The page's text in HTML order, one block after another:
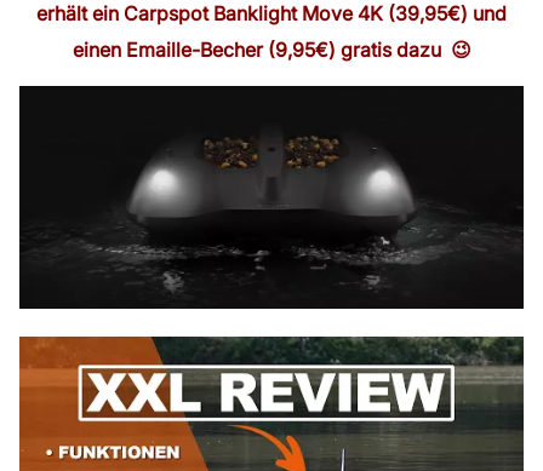
erhält ein Carpspot Banklight Move 4K (39,95€) und
einen Emaille-Becher (9,95€) gratis dazu 😉